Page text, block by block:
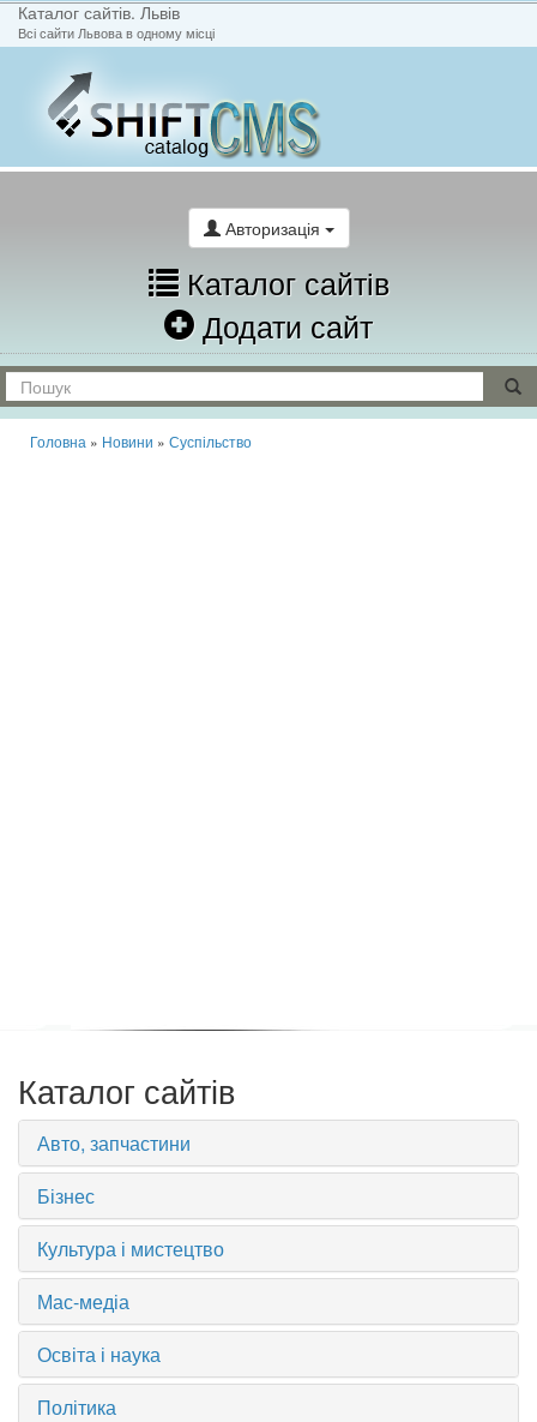
Каталог сайтів. Львів
Всі сайти Львова в одному місці
Авторизація
Каталог сайтів
Додати сайт
Головна » Новини » Суспільство
Каталог сайтів
Авто, запчастини
Бізнес
Культура і мистецтво
Мас-медіа
Освіта і наука
Політика